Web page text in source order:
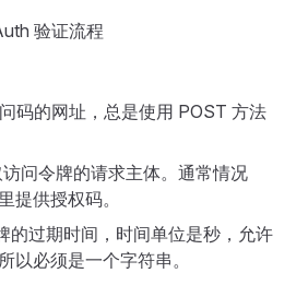
验证流程
码的网址，总是使用 POST 方法
问令牌的请求主体。通常情况
提供授权码。
的过期时间，时间单位是秒，允许
以必须是一个字符串。